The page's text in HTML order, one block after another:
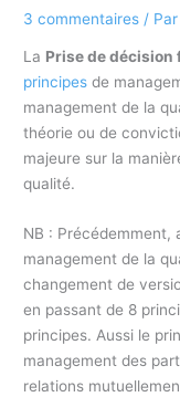
3 commentaires / Par
La Prise de
principes de
management de la
théorie ou de
majeure sur la
qualité.
NB : Précédemment,
management de la
changement de
en passant de 8
principes. Aussi le
management des
relations